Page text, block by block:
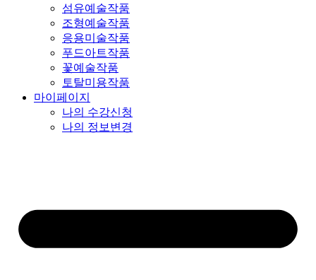
섬유예술작품
조형예술작품
응용미술작품
푸드아트작품
꽃예술작품
토탈미용작품
마이페이지
나의 수강신청
나의 정보변경